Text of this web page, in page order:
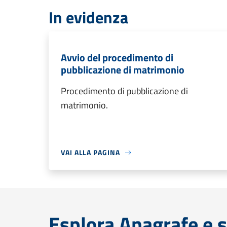
In evidenza
Avvio del procedimento di
pubblicazione di matrimonio
Procedimento di pubblicazione di
matrimonio.
VAI ALLA PAGINA